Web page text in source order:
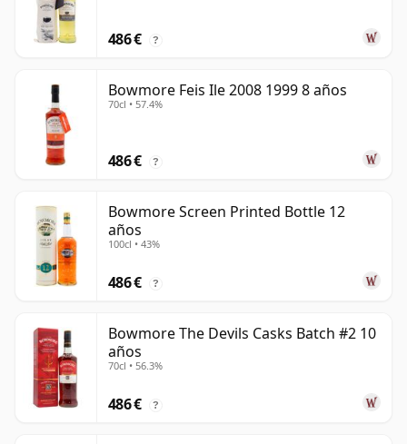
486 € ?
Bowmore Feis Ile 2008 1999 8 años
70cl • 57.4%
486 € ?
Bowmore Screen Printed Bottle 12
años
100cl • 43%
486 € ?
Bowmore The Devils Casks Batch #2 10
años
70cl • 56.3%
486 € ?